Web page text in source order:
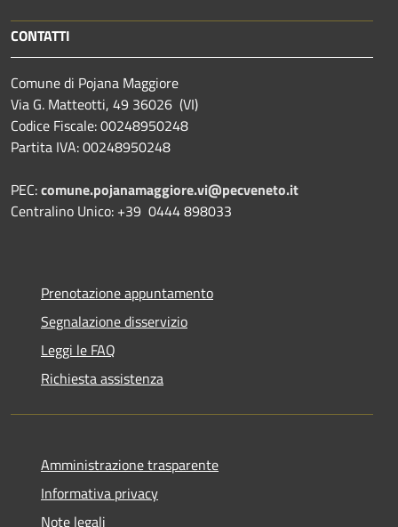
CONTATTI
Comune di Pojana Maggiore
Via G. Matteotti, 49 36026 (VI)
Codice Fiscale: 00248950248
Partita IVA: 00248950248
PEC:comune.pojanamaggiore.vi@pecveneto.it
Centralino Unico: +39 0444 898033
Prenotazione appuntamento
Segnalazione disservizio
Leggi le FAQ
Richiesta assistenza
Amministrazione trasparente
Informativa privacy
Note legali